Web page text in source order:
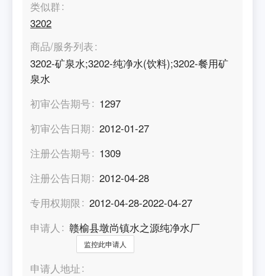
类似群
3202
商品/服务列表
3202-矿泉水;3202-纯净水(饮料);3202-餐用矿
泉水
初审公告期号
1297
初审公告日期
2012-01-27
注册公告期号
1309
注册公告日期
2012-04-28
专用权期限
2012-04-28-2022-04-27
申请人
赣榆县墩尚镇水之源纯净水厂
监控此申请人
申请人地址